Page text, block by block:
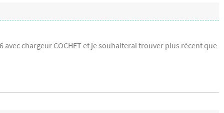
avec chargeur COCHET et je souhaiterai trouver plus récent que